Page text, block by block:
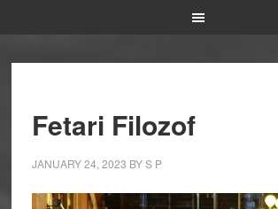
Fetari Filozof
JANUARY 24, 2023 BYS P